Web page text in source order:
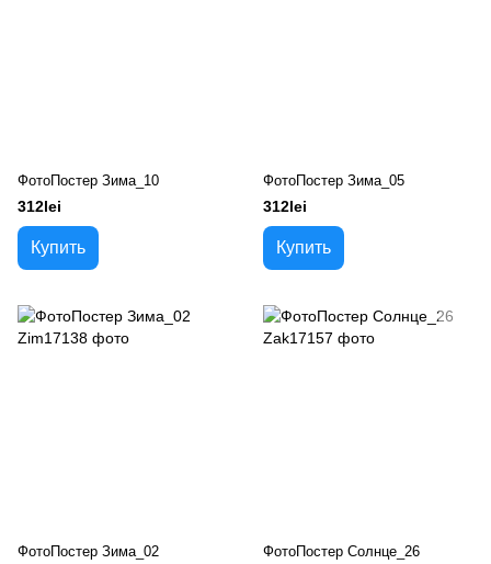
ФотоПостер Зима_10
312lei
Купить
ФотоПостер Зима_05
312lei
Купить
ФотоПостер Зима_02 ФотоПостер Солнце_26